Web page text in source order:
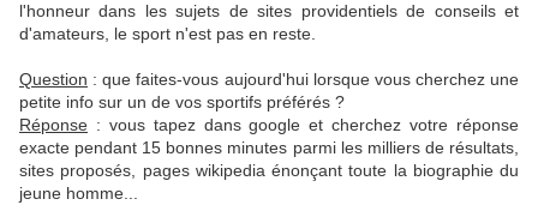
l'honneur dans les sujets de sites providentiels de conseils et
d'amateurs, le sport n'est pas en reste.
Question : que faites-vous aujourd'hui lorsque vous cherchez une
petite info sur un de vos sportifs préférés ?
Réponse : vous tapez dans google et cherchez votre réponse
exacte pendant 15 bonnes minutes parmi les milliers de résultats,
sites proposés, pages wikipedia énonçant toute la biographie du
jeune homme...